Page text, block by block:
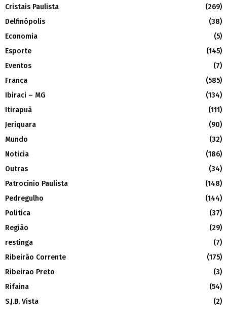
Cristais Paulista
(269)
Delfinópolis
(38)
Economia
(5)
Esporte
(145)
Eventos
(7)
Franca
(585)
Ibiraci – MG
(134)
Itirapuã
(111)
Jeriquara
(90)
Mundo
(32)
Noticia
(186)
Outras
(34)
Patrocínio Paulista
(148)
Pedregulho
(144)
Politica
(37)
Região
(29)
restinga
(7)
Ribeirão Corrente
(175)
Ribeirao Preto
(3)
Rifaina
(54)
S.J.B. Vista
(2)